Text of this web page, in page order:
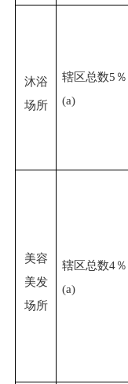
沐浴
场所
辖区总数5 ％
(a)
美容
美发
场所
辖区总数4％
(a)